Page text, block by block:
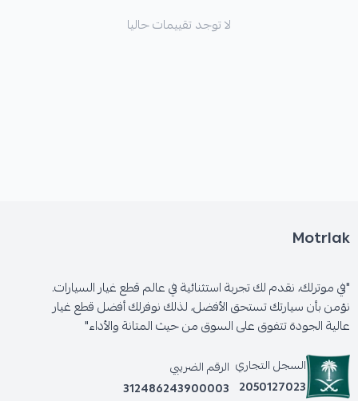
لا توجد تقييمات حاليا
Motrlak
"في موترلك، نقدم لك تجربة استثنائية في عالم قطع غيار السيارات.
نؤمن بأن سيارتك تستحق الأفضل، لذلك نوفرلك أفضل قطع غيار
عالية الجودة تتفوق على السوق من حيث المتانة والأداء"
السجل التجاري
2050127023
الرقم الضريبي
312486243900003